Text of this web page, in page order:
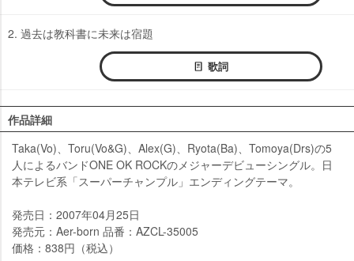
2. 過去は教科書に未来は宿題
歌詞
作品詳細
Taka(Vo)、Toru(Vo&G)、Alex(G)、Ryota(Ba)、Tomoya(Drs)の5
人によるバンドONE OK ROCKのメジャーデビューシングル。日
本テレビ系「スーパーチャンプル」エンディングテーマ。
発売日：2007年04月25日
発売元：Aer-born 品番：AZCL-35005
価格：838円（税込）